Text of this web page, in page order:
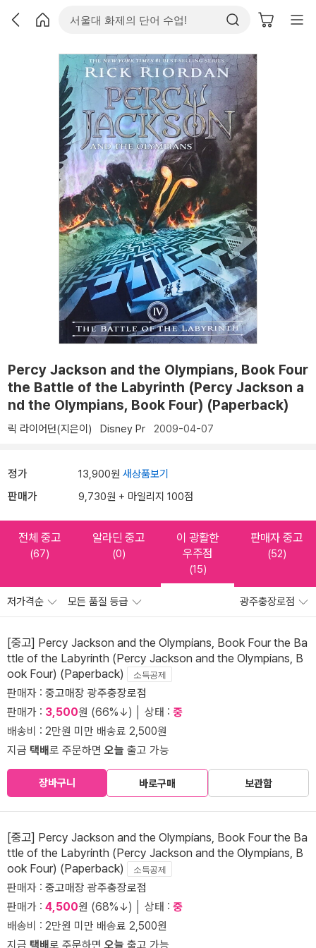
Percy Jackson and the Olympians, Book Four
the Battle of the Labyrinth (Percy Jackson a
nd the Olympians, Book Four) (Paperback)
릭 라이어던(지은이) Disney Pr 2009-04-07
정가 13,900원 새상품보기
판매가 9,730원 + 마일리지 100점
전체 중고
(67)
알라딘 중고
(0)
이 광활한
우주점
(15)
판매자 중고
(52)
저가격순 모든 품질 등급 광주충장로점
[중고] Percy Jackson and the Olympians, Book Four the Ba
ttle of the Labyrinth (Percy Jackson and the Olympians, B
ook Four) (Paperback)
소득공제
판매자 : 중고매장 광주충장로점
판매가 : 3,500원 (66%↓) │ 상태 : 중
배송비 : 2만원 미만 배송료 2,500원
지금 택배로 주문하면오늘 출고 가능
장바구니 바로구매 보관함
[중고] Percy Jackson and the Olympians, Book Four the Ba
ttle of the Labyrinth (Percy Jackson and the Olympians, B
ook Four) (Paperback)
소득공제
판매자 : 중고매장 광주충장로점
판매가 : 4,500원 (68%↓) │ 상태 : 중
배송비 : 2만원 미만 배송료 2,500원
지금 택배로 주문하면오늘 출고 가능